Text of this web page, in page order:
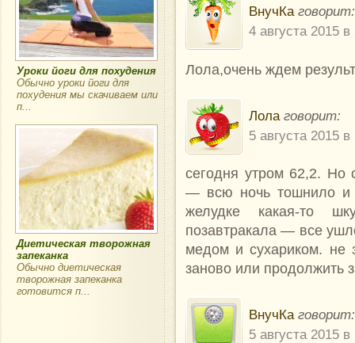
Уроки йоги для похудения
Обычно уроки йоги для
похудения мы скачиваем или
п...
Диетическая творожная
запеканка
Обычно диетическая
творожная запеканка
готовится п...
ВнучКа говорит:
4 августа 2015 в
Лола,очень ждем
Лола говорит:
5 августа 2015 в
сегодня утром 62,2. Но
— всю ночь тошнило и
желудке какая-то
позавтракала — все
медом и сухариком. не
заново или продолжить
ВнучКа говорит:
5 августа 2015 в